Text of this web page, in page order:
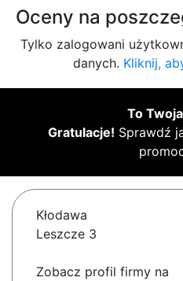
Oceny na
Tylko zalogowani
danych. Kliknij,
To
Gratulacje! Sprawdź
Kłodawa
Leszcze 3
Zobacz profil firmy na